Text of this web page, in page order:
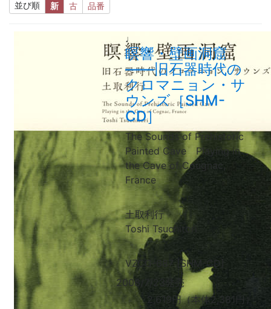
並び順 新 古 品番
♩
瞑響・壁画洞窟
——旧石器時代の
クロマニョン・サ
ウンズ［SHM-
CD］
The Sounds of Prehistoric
Painted Cave Playing in
the Cave of Cougnac,
France
土取利行
Toshi Tsuchitori
VZCG-687 [SHM-CD]
2008/7/23発売
2,619円（本体2,381円）